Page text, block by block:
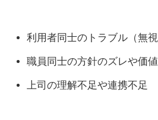
利用者同士のトラブル（無
職員同士の方針のズレや価
上司の理解不足や連携不足